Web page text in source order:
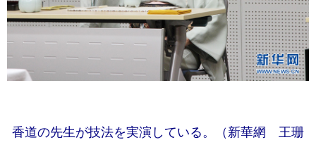
香道の先生が技法を実演している。（新華網 王珊